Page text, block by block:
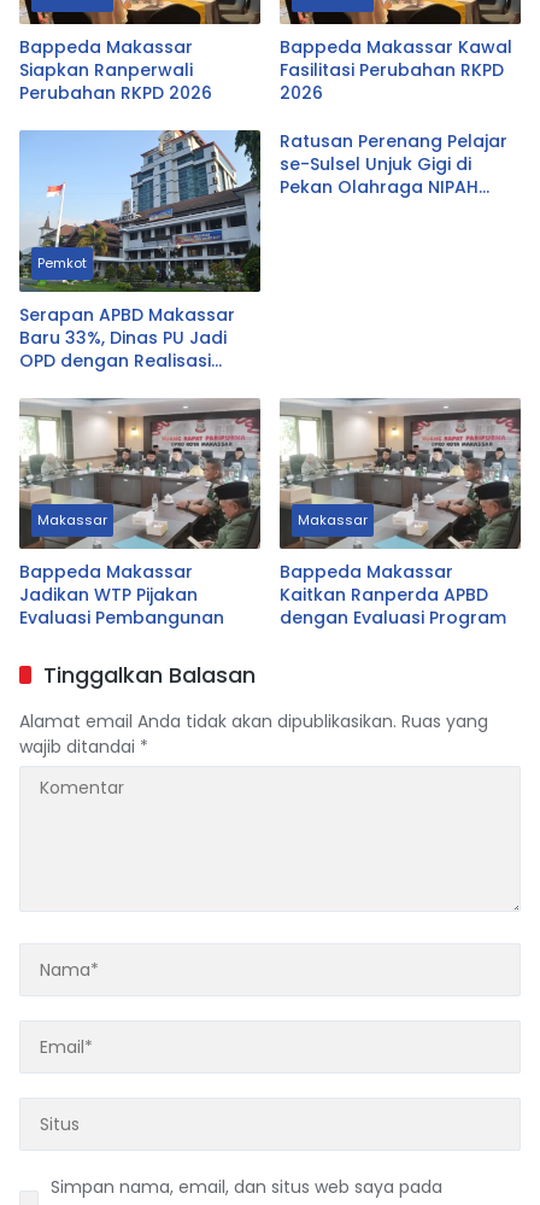
Bappeda Makassar
Siapkan Ranperwali
Perubahan RKPD 2026
Bappeda Makassar Kawal
Fasilitasi Perubahan RKPD
2026
Pemkot
Serapan APBD Makassar
Baru 33%, Dinas PU Jadi
OPD dengan Realisasi
Ratusan Perenang Pelajar
se-Sulsel Unjuk Gigi di
Pekan Olahraga NIPAH
Makassar
Bappeda Makassar
Jadikan WTP Pijakan
Evaluasi Pembangunan
Makassar
Bappeda Makassar
Kaitkan Ranperda APBD
dengan Evaluasi Program
Tinggalkan Balasan
Alamat email Anda tidak akan dipublikasikan. Ruas yang
wajib ditandai *
Simpan nama, email, dan situs web saya pada